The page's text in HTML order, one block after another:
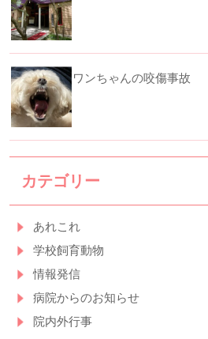
ワンちゃんの咬傷事故
カテゴリー
あれこれ
学校飼育動物
情報発信
病院からのお知らせ
院内外行事